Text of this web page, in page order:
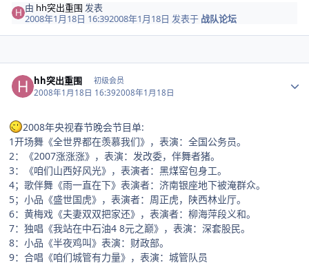
由 hh突出重围 发表
2008年1月18日 16:392008年1月18日 发表于 战队论坛
hh突出重围 初级会员
2008年1月18日 16:392008年1月18日
2008年央视春节晚会节目单:
1开场舞《全世界都在羡慕我们》，表演：全国公务员。
2：《2007涨涨涨》，表演：发改委，伴舞者猪。
3：《咱们山西好风光》，表演者：黑煤窑包身工。
4；歌伴舞《雨一直在下》表演者：济南银座地下被淹群众。
5；小品《盛世国虎》，表演者：周正虎，陕西林业厅。
6：黄梅戏《夫妻双双把家还》，表演者：柳海萍段义和。
7：独唱《我站在中石油4 8元之巅》，表演：深套股民。
8：小品《半夜鸡叫》表演：财政部。
9：合唱《咱们城管有力量》，表演：城管队员